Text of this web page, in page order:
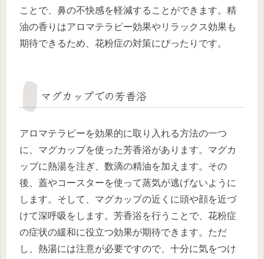
ことで、鼻の不快感を軽減することができます。精
油の香りはアロマテラピー効果やリラックス効果も
期待できるため、花粉症の対策にぴったりです。
マグカップでの芳香浴
アロマテラピーを効果的に取り入れる方法の一つ
に、マグカップを使った芳香浴があります。マグカ
ップに熱湯を注ぎ、数滴の精油を加えます。その
後、蓋やコースターを使って蒸気が逃げないように
します。そして、マグカップの近くに頭や顔を近づ
けて深呼吸をします。芳香浴を行うことで、花粉症
の症状の緩和に役立つ効果が期待できます。ただ
し、熱湯には注意が必要ですので、十分に気をつけ